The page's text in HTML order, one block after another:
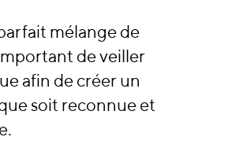
mélange de
de veiller
afin de créer un
soit reconnue et